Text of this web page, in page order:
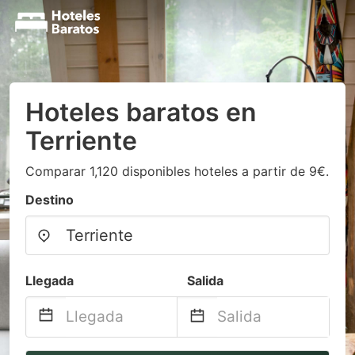
Hoteles baratos en
Terriente
Comparar 1,120 disponibles hoteles a partir de 9€.
Destino
Llegada Salida
Navigate
Navigate